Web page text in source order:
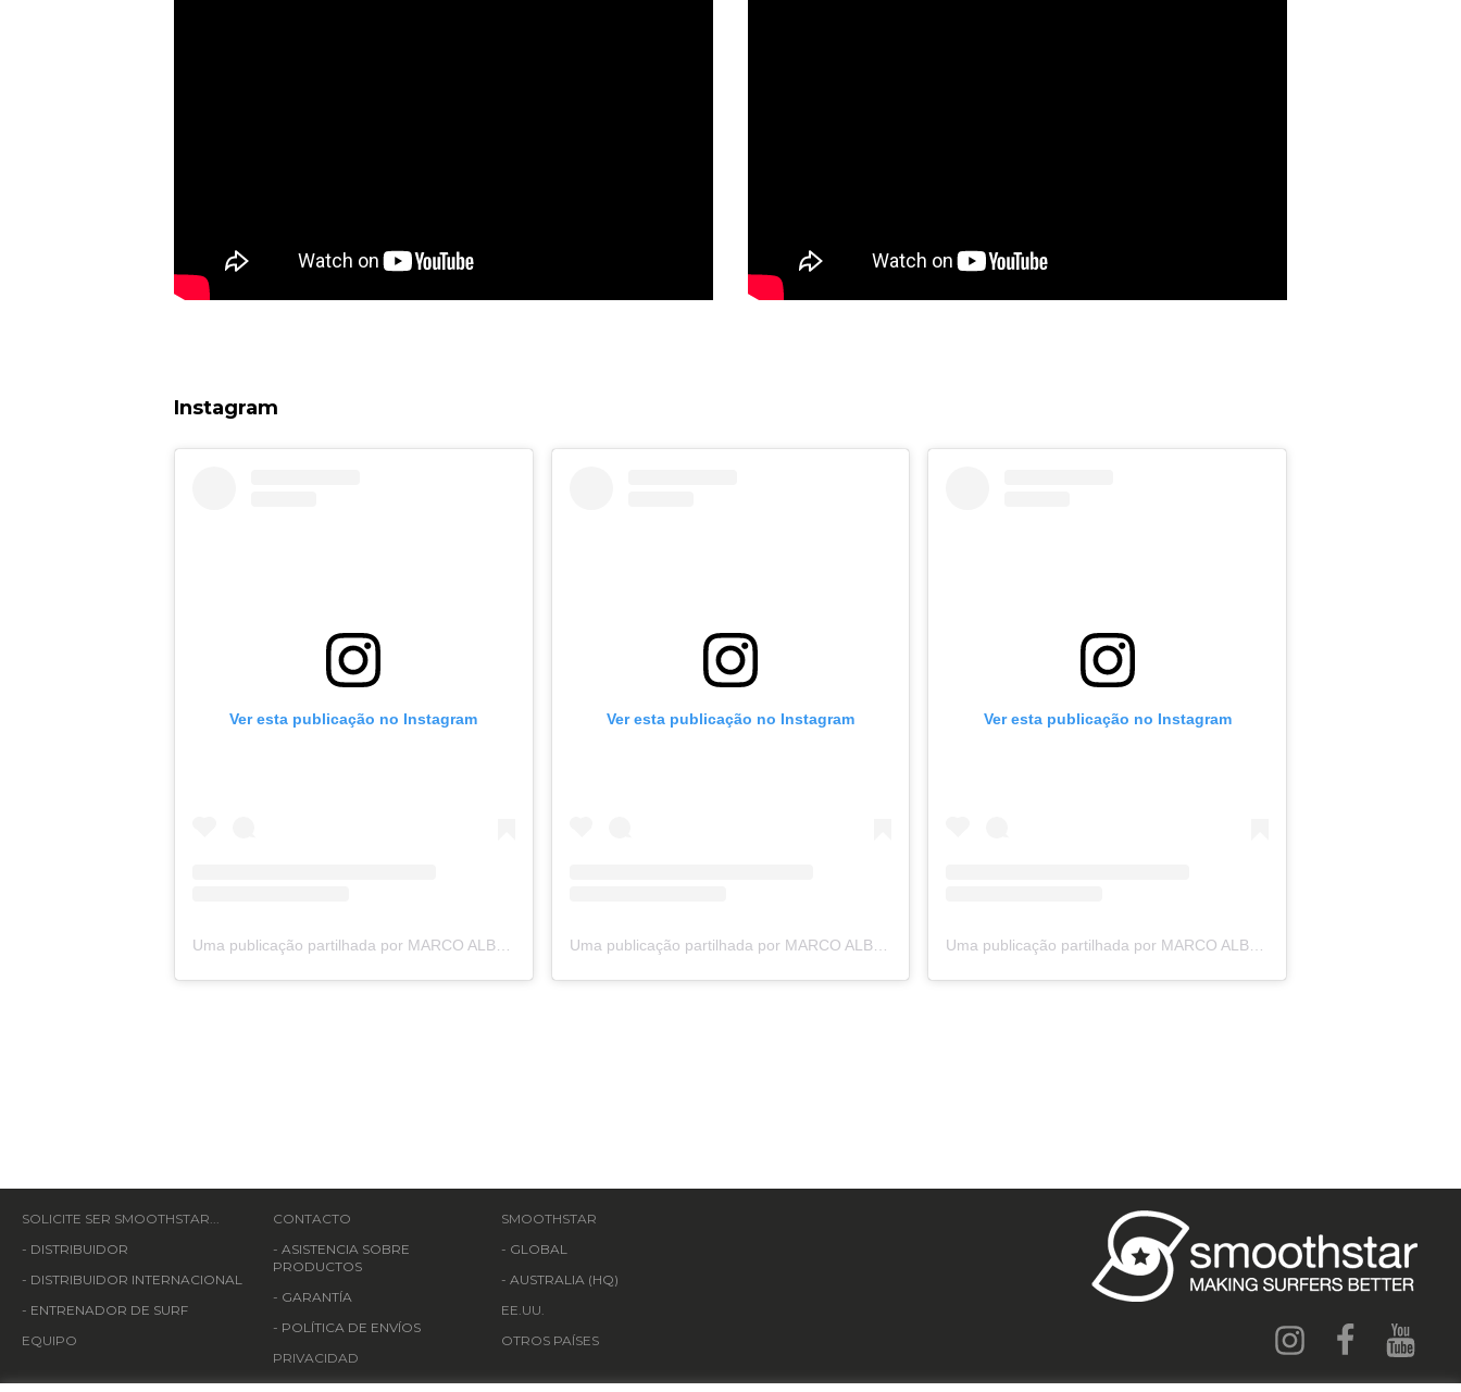
Instagram
Ver esta publicação no Instagram
Uma publicação partilhada por MARCO ALBACETE (@marco_albacete)
Ver esta publicação no Instagram
Uma publicação partilhada por MARCO ALBACETE (@marco_albacete)
Ver esta publicação no Instagram
Uma publicação partilhada por MARCO ALBACETE (@marco_albacete)
SOLICITE SER SMOOTHSTAR...
- DISTRIBUIDOR
- DISTRIBUIDOR INTERNACIONAL
- ENTRENADOR DE SURF
EQUIPO
CONTACTO
- ASISTENCIA SOBRE
PRODUCTOS
- GARANTÍA
- POLÍTICA DE ENVÍOS
PRIVACIDAD
SMOOTHSTAR
- GLOBAL
-AUSTRALIA (HQ)
EE.UU.
OTROS PAÍSES